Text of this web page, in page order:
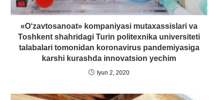
«O‘zavtosanoat» kompaniyasi mutaxassislari va
Toshkent shahridagi Turin politexnika universiteti
talabalari tomonidan koronavirus pandemiyasiga
karshi kurashda innovatsion yechim
Iyun 2, 2020